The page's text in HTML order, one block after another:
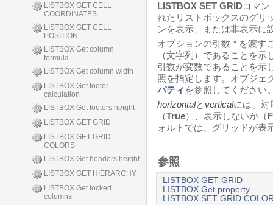
LISTBOX GET CELL
COORDINATES
LISTBOX GET CELL
POSITION
LISTBOX Get column
formula
LISTBOX Get column width
LISTBOX Get footer
calculation
LISTBOX Get footers height
LISTBOX GET GRID
LISTBOX GET GRID
COLORS
LISTBOX Get headers height
LISTBOX GET HIERARCHY
LISTBOX Get locked
columns
LISTBOX SET GRIDコマン
れたリストボックスのグリ
ンを表示、または非表示に
オプションの引数 * を渡す
（文字列）であることを
引数が変数であることを示
照を指定します。オブジェ
パティ を参照してください
horizontalと verticalには、対
（True）、表示しないか（
ォルトでは、グリッドが表
参照
LISTBOX GET GRID
LISTBOX Get property
LISTBOX SET GRID